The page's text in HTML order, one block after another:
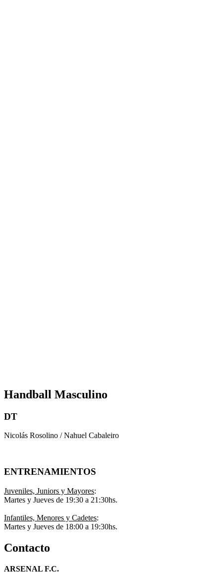
Handball Masculino
DT
Nicolás Rosolino / Nahuel Cabaleiro
ENTRENAMIENTOS
Juveniles, Juniors y Mayores:
Martes y Jueves de 19:30 a 21:30hs.
Infantiles, Menores y Cadetes:
Martes y Jueves de 18:00 a 19:30hs.
Contacto
ARSENAL F.C.